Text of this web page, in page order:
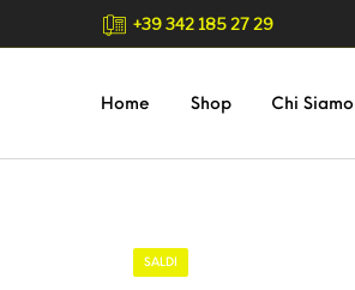
+39 342 185 27 29
Home Shop Chi Siamo
SALDI